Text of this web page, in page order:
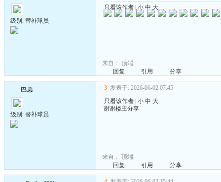
级别: 替补球员
只看该作者 |小 中 大
来自： 顶端
回复
引用 分享
巴弟
级别: 替补球员
3 发表于: 2026-06-02 07:45
只看该作者 小 中 大
谢谢楼主分享
来自： 顶端
回复
引用 分享